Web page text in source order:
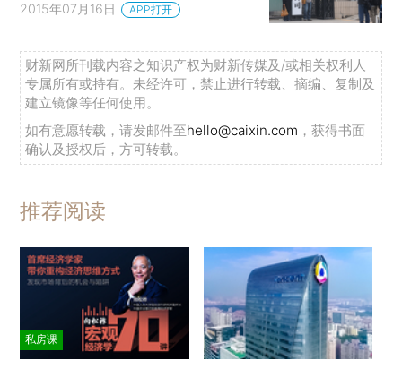
2015年07月16日 APP打开
财新网所刊载内容之知识产权为财新传媒及/或相关权利人
专属所有或持有。未经许可，禁止进行转载、摘编、复制及
建立镜像等任何使用。
如有意愿转载，请发邮件至hello@caixin.com ，获得书面
确认及授权后，方可转载。
推荐阅读
私房课